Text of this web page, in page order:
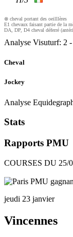
⊗ cheval portant des oeilllères
E1 chevaux faisant partie de la
DA, DP, D4 cheval déferré
Analyse Visuturf: 2 -
Cheval
Jockey
Analyse
Stats
Rapports PMU
COURSES DU 25/
jeudi 23 janvier
Vincennes